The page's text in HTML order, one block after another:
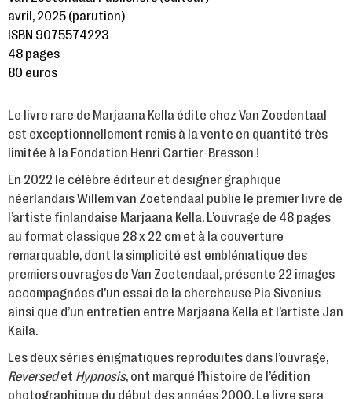
avril, 2025 (parution)
ISBN 9075574223
48 pages
80 euros
Le livre rare de Marjaana Kella édite chez Van Zoedentaal
est exceptionnellement remis à la vente en quantité très
limitée à la Fondation Henri Cartier-Bresson !
En 2022 le célèbre éditeur et designer graphique
néerlandais Willem van Zoetendaal publie le premier livre de
l’artiste finlandaise Marjaana Kella. L’ouvrage de 48 pages
au format classique 28 x 22 cm et à la couverture
remarquable, dont la simplicité est emblématique des
premiers ouvrages de Van Zoetendaal, présente 22 images
accompagnées d’un essai de la chercheuse Pia Sivenius
ainsi que d’un entretien entre Marjaana Kella et l’artiste Jan
Kaila.
Les deux séries énigmatiques reproduites dans l’ouvrage,
Reversedet Hypnosis, ont marqué l’histoire de l’édition
photographique du début des années 2000. Le livre sera